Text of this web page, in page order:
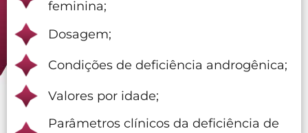
feminina;
Dosagem;
Condições de deficiência androgênica;
Valores por idade;
Parâmetros clínicos da deficiência de